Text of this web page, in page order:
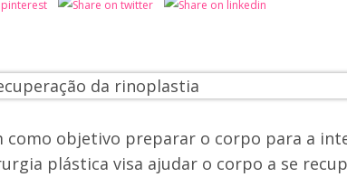
objetivo preparar o corpo para a
plástica visa ajudar o corpo a se